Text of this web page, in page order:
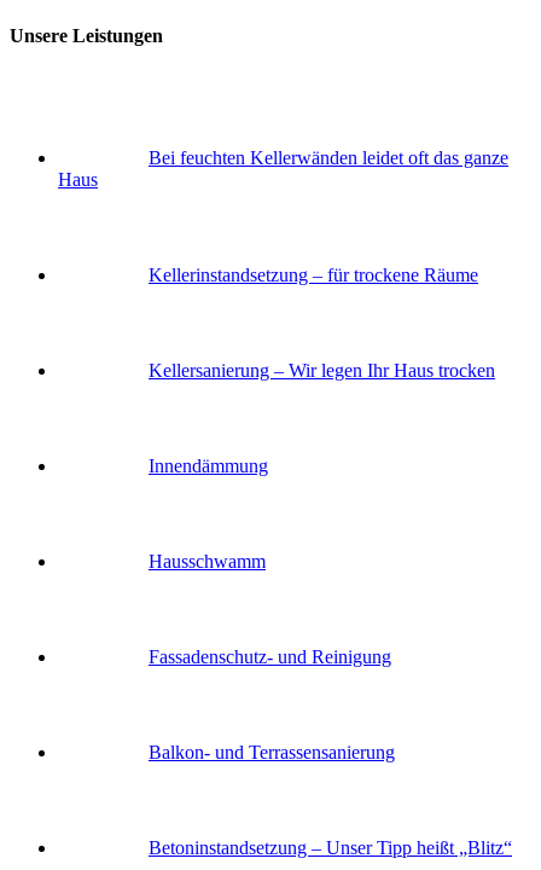
Unsere Leistungen
Bei feuchten Kellerwänden leidet oft das ganze
Haus
Keller­instandsetzung – für trockene Räume
Keller­sanierung – Wir legen Ihr Haus trocken
Innendämmung
Hausschwamm
Fassaden­schutz- und Reinigung
Balkon- und Terras­sen­sanierung
Betoninstandsetzung – Unser Tipp heißt „Blitz“